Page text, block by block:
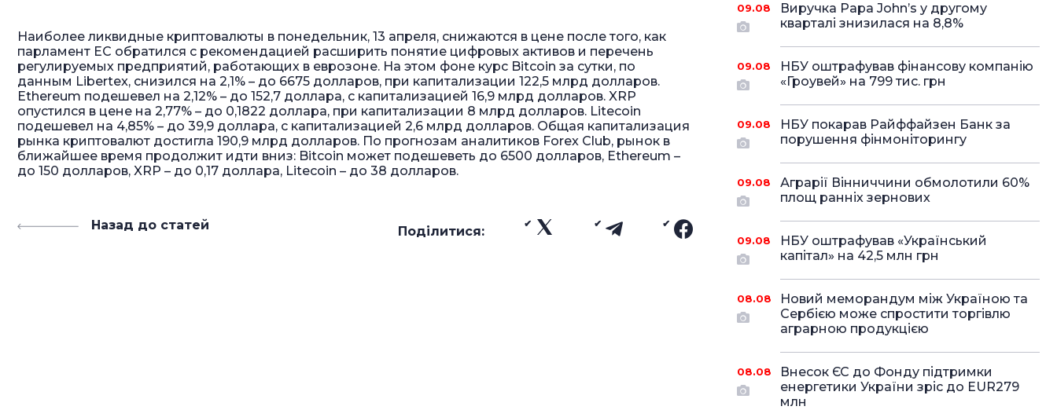
Наиболее ликвидные криптовалюты в понедельник, 13 апреля, снижаются в цене после того, как
парламент ЕС обратился с рекомендацией расширить понятие цифровых активов и перечень
регулируемых предприятий, работающих в еврозоне. На этом фоне курс Bitcoin за сутки, по
данным Libertex, снизился на 2,1% – до 6675 долларов, при капитализации 122,5 млрд долларов.
Ethereum подешевел на 2,12% – до 152,7 доллара, с капитализацией 16,9 млрд долларов. XRP
опустился в цене на 2,77% – до 0,1822 доллара, при капитализации 8 млрд долларов. Litecoin
подешевел на 4,85% – до 39,9 доллара, с капитализацией 2,6 млрд долларов. Общая капитализация
рынка криптовалют достигла 190,9 млрд долларов. По прогнозам аналитиков Forex Club, рынок в
ближайшее время продолжит идти вниз: Bitcoin может подешеветь до 6500 долларов, Ethereum –
до 150 долларов, XRP – до 0,17 доллара, Litecoin – до 38 долларов.
Назад до статей Поділитися:
09.08
Виручка Papa John’s у другому
кварталі знизилася на 8,8%
09.08
НБУ оштрафував фінансову компанію
«Гроувей» на 799 тис. грн
09.08
НБУ покарав Райффайзен Банк за
порушення фінмоніторингу
09.08
Аграрії Вінниччини обмолотили 60%
площ ранніх зернових
09.08
НБУ оштрафував «Український
капітал» на 42,5 млн грн
08.08
Новий меморандум між Україною та
Сербією може спростити торгівлю
аграрною продукцією
08.08
Внесок ЄС до Фонду підтримки
енергетики України зріс до EUR279
млн